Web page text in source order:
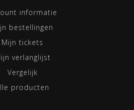
informatie
bestellingen
Mijn tickets
verlanglijst
Vergelijk
producten